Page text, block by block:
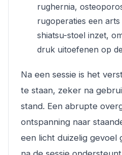
rughernia,
rugoperaties een
shiatsu-stoel inzet,
druk uitoefenen op
Na een sessie is het
te staan, zeker na
stand. Een abrupte
ontspanning naar
een licht duizelig gevoel